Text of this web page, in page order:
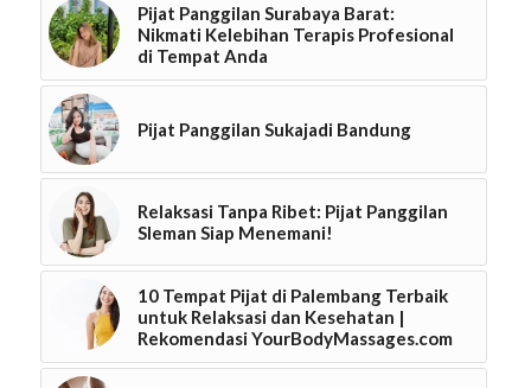
Pijat Panggilan Surabaya Barat:
Nikmati Kelebihan Terapis Profesional
di Tempat Anda
Pijat Panggilan Sukajadi Bandung
Relaksasi Tanpa Ribet: Pijat Panggilan
Sleman Siap Menemani!
10 Tempat Pijat di Palembang Terbaik
untuk Relaksasi dan Kesehatan |
Rekomendasi YourBodyMassages.com